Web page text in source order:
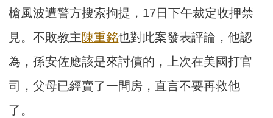
槍風波遭警方搜索拘提，17日下午裁定收押禁
見。不敗教主陳重銘也對此案發表評論，他認
為，孫安佐應該是來討債的，上次在美國打官
司，父母已經賣了一間房，直言不要再救他
了。